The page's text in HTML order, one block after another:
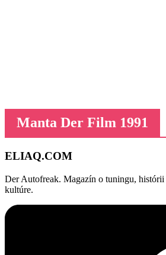
Manta Der Film 1991
ELIAQ.COM
Der Autofreak. Magazín o tuningu,
kultúre.